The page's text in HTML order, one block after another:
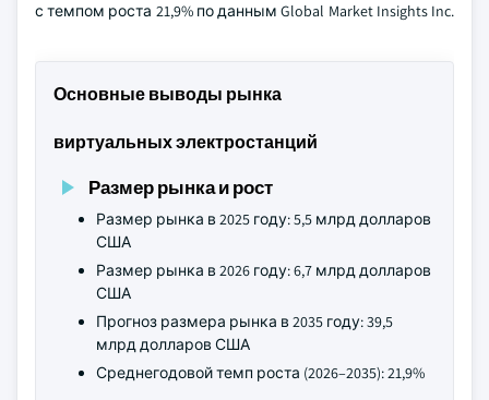
с темпом роста 21,9% по данным Global Market Insights Inc.
Основные выводы рынка
виртуальных электростанций
Размер рынка и рост
Размер рынка в 2025 году: 5,5 млрд долларов
США
Размер рынка в 2026 году: 6,7 млрд долларов
США
Прогноз размера рынка в 2035 году: 39,5
млрд долларов США
Среднегодовой темп роста (2026–2035): 21,9%